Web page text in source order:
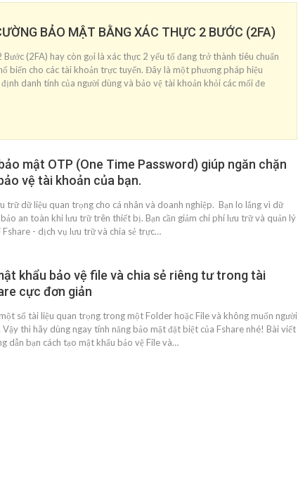
BẢO MẬT BẰNG XÁC THỰC 2 BƯỚC (2FA)
Bước (2FA) hay còn gọi là xác thực 2 yếu tố đang trở thành tiêu chuẩn
biến cho các tài khoản trực tuyến. Đây là một phương pháp hiệu
định danh tính của người dùng và bảo vệ tài khoản khỏi các mối đe
mật OTP (One Time Password) giúp ngăn chặn
vệ tài khoản của bạn.
trữ dữ liệu quan trọng cho cá nhân và doanh nghiệp. Bạn lo lắng vì dữ
an toàn khi lưu trữ trên thiết bị. Bạn cần giảm chi phí lưu trữ và quản lý
Fshare - dịch vụ lưu trữ và chia sẻ trực…
khẩu bảo vệ file và chia sẻ riêng tư trong tài
cực đơn giản
số tài liệu quan trọng trong một Folder hoặc File và không muốn người
Vậy thì hãy dùng ngay tính năng bảo mật đặt biệt của Fshare nhé! Bài viết
dẫn bạn cách tạo mật khẩu bảo vệ File và…